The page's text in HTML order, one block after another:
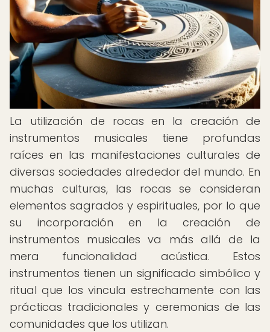
La utilización de rocas en la creación de
instrumentos musicales tiene profundas
raíces en las manifestaciones culturales de
diversas sociedades alrededor del mundo. En
muchas culturas, las rocas se consideran
elementos sagrados y espirituales, por lo que
su incorporación en la creación de
instrumentos musicales va más allá de la
mera funcionalidad acústica. Estos
instrumentos tienen un significado simbólico y
ritual que los vincula estrechamente con las
prácticas tradicionales y ceremonias de las
comunidades que los utilizan.